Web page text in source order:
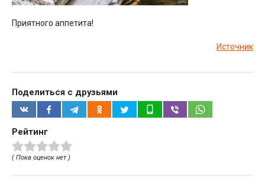
Приятного аппетита!
Источник
Поделиться с друзьями
Рейтинг
( Пока оценок нет )